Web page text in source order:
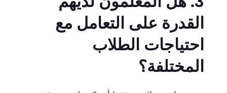
القدرة على التعامل مع
احتياجات الطلاب
المختلفة؟